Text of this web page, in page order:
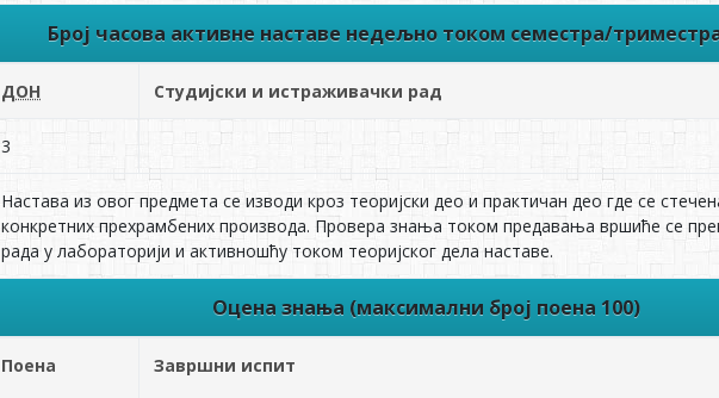
Број часова активне наставе недељно током семестра/
ДОН Студијски и истраживачки рад
3
Настава из овог предмета се изводи кроз теоријски део и практичан део где се
конкретних прехрамбених производа. Провера знања током предавања вршиће се
рада у лабораторији и активношћу током теоријског дела наставе.
Оцена знања (максимални број поена 100)
Поена Завршни испит